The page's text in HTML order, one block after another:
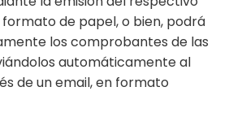
de papel, o bien, podrá
los comprobantes de las
automáticamente al
de un email, en formato